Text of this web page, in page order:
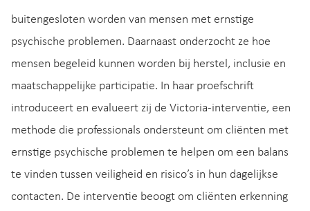
buitengesloten worden van mensen met ernstige
psychische problemen. Daarnaast onderzocht ze hoe
mensen begeleid kunnen worden bij herstel, inclusie en
maatschappelijke participatie. In haar proefschrift
introduceert en evalueert zij de Victoria-interventie, een
methode die professionals ondersteunt om cliënten met
ernstige psychische problemen te helpen om een balans
te vinden tussen veiligheid en risico’s in hun dagelijkse
contacten. De interventie beoogt om cliënten erkenning